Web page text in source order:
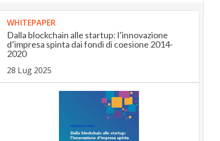
WHITEPAPER
Dalla blockchain alle startup: l’innovazione
d’impresa spinta dai fondi di coesione 2014-
2020
28 Lug 2025